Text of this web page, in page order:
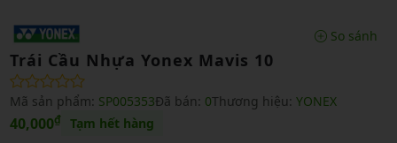
So sánh
Trái Cầu Nhựa Yonex Mavis 10
Mã sản phẩm: SP005353Đã bán: 0Thương hiệu: YONEX
40,000₫ Tạm hết hàng